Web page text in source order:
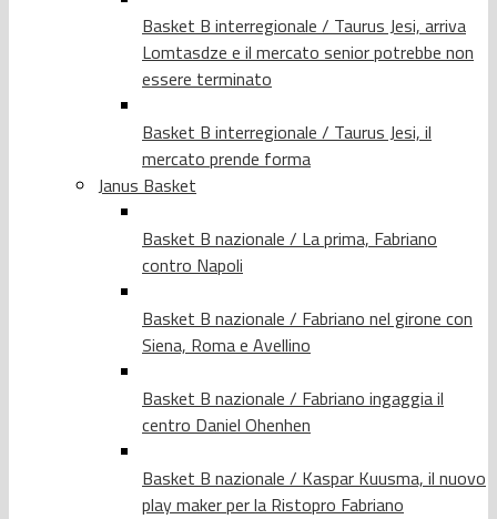
Basket B interregionale / Taurus Jesi, arriva
Lomtasdze e il mercato senior potrebbe non
essere terminato
Basket B interregionale / Taurus Jesi, il
mercato prende forma
Janus Basket
Basket B nazionale / La prima, Fabriano
contro Napoli
Basket B nazionale / Fabriano nel girone con
Siena, Roma e Avellino
Basket B nazionale / Fabriano ingaggia il
centro Daniel Ohenhen
Basket B nazionale / Kaspar Kuusma, il nuovo
play maker per la Ristopro Fabriano